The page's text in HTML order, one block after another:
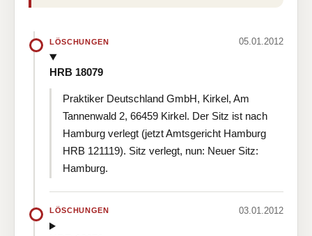
LÖSCHUNGEN 05.01.2012
HRB 18079
Praktiker Deutschland GmbH, Kirkel, Am
Tannenwald 2, 66459 Kirkel. Der Sitz ist nach
Hamburg verlegt (jetzt Amtsgericht Hamburg
HRB 121119). Sitz verlegt, nun: Neuer Sitz:
Hamburg.
LÖSCHUNGEN 03.01.2012